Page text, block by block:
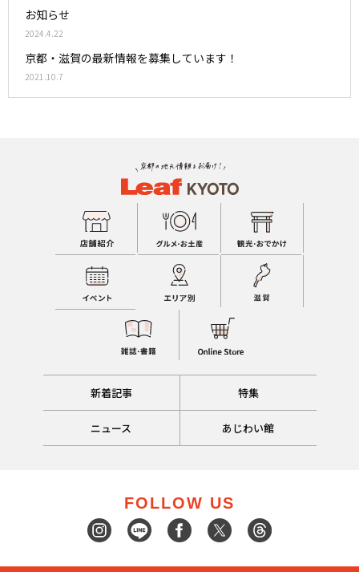
お知らせ
2024.4.22
京都・滋賀の最新情報を募集しています！
2021.10.7
新着記事 特集
ニュース あじわい館
FOLLOW US